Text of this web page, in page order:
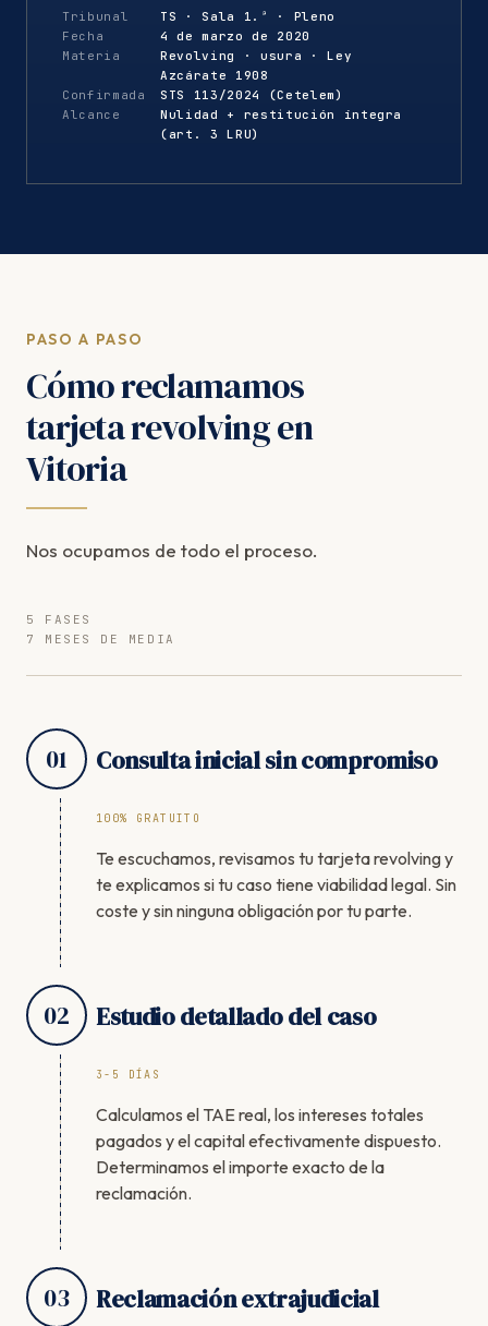
Tribunal
TS · Sala 1.ª · Pleno
Fecha
4 de marzo de 2020
Materia
Revolving · usura · Ley
Azcárate 1908
Confirmada
STS 113/2024 (Cetelem)
Alcance
Nulidad + restitución íntegra
(art. 3 LRU)
PASO A PASO
Cómo reclamamos
tarjeta revolving en
Vitoria
Nos ocupamos de todo el proceso.
5 FASES
7 MESES DE MEDIA
01 Consulta inicial sin compromiso
100% GRATUITO
Te escuchamos, revisamos tu tarjeta revolving y
te explicamos si tu caso tiene viabilidad legal. Sin
coste y sin ninguna obligación por tu parte.
02 Estudio detallado del caso
3-5 DÍAS
Calculamos el TAE real, los intereses totales
pagados y el capital efectivamente dispuesto.
Determinamos el importe exacto de la
reclamación.
03 Reclamación extrajudicial